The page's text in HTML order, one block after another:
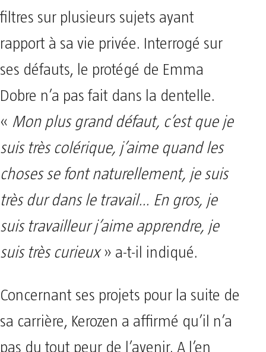
filtres sur plusieurs sujets ayant
rapport à sa vie privée. Interrogé sur
ses défauts, le protégé de Emma
Dobre n’a pas fait dans la dentelle.
« Mon plus grand défaut, c’est que je
suis très colérique, j’aime quand les
choses se font naturellement, je suis
très dur dans le travail… En gros, je
suis travailleur j’aime apprendre, je
suis très curieux» a-t-il indiqué.
Concernant ses projets pour la suite de
sa carrière, Kerozen a affirmé qu’il n’a
pas du tout peur de l’avenir. A l’en